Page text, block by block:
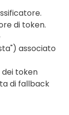
di token.
associato
dei token
di fallback